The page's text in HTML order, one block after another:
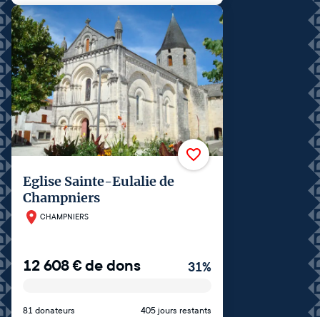
Eglise Sainte-Eulalie de
Champniers
CHAMPNIERS
12 608€de dons 31%
81 donateurs 405 jours restants